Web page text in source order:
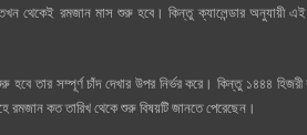
থেকেই রমজান মাস শুরু হবে। কিন্তু ক্যালেন্ডার অনুযায়ী
তার সম্পূর্ণ চাঁদ দেখার উপর নির্ভর করে। কিন্তু ১৪৪৪ হিজরী
রমজান কত তারিখ থেকে শুরু বিষয়টি জানতে পেরেছেন।